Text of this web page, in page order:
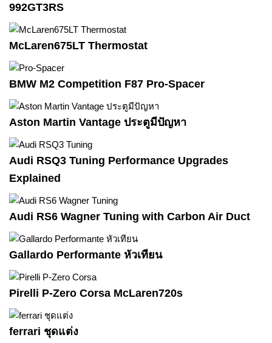
992GT3RS
McLaren675LT Thermostat
BMW M2 Competition F87 Pro-Spacer
Aston Martin Vantage ประตูมีปัญหา
Audi RSQ3 Tuning Performance Upgrades
Explained
Audi RS6 Wagner Tuning with Carbon Air Duct
Gallardo Performante หัวเทียน
Pirelli P-Zero Corsa McLaren720s
ferrari ชุดแต่ง